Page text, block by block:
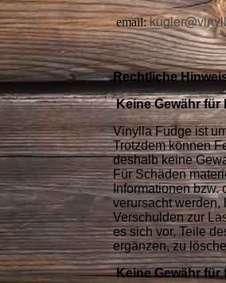
email:
Rechtliche
Keine Gewähr für
Vinylla Fudge ist
Trotzdem können
deshalb keine
Für Schäden
Informationen bzw.
verursacht werden,
Verschulden zur
es sich vor, Teile
ergänzen, zu
Keine Gewähr für